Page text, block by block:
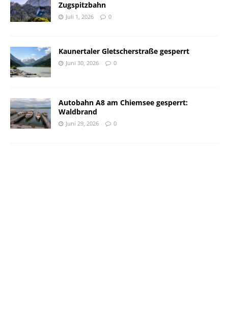
Zugspitzbahn
Juli 1, 2026 0
Kaunertaler Gletscherstraße gesperrt
Juni 30, 2026 0
Autobahn A8 am Chiemsee gesperrt:
Waldbrand
Juni 29, 2026 0